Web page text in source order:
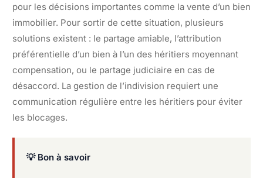
pour les décisions importantes comme la vente d’un bien
immobilier. Pour sortir de cette situation, plusieurs
solutions existent : le partage amiable, l’attribution
préférentielle d’un bien à l’un des héritiers moyennant
compensation, ou le partage judiciaire en cas de
désaccord. La gestion de l’indivision requiert une
communication régulière entre les héritiers pour éviter
les blocages.
💡 Bon à savoir